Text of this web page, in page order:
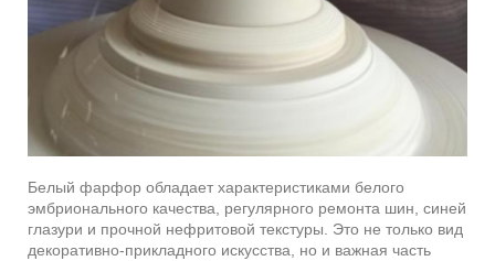
Белый фарфор обладает характеристиками белого
эмбрионального качества, регулярного ремонта шин, синей
глазури и прочной нефритовой текстуры. Это не только вид
декоративно-прикладного искусства, но и важная часть